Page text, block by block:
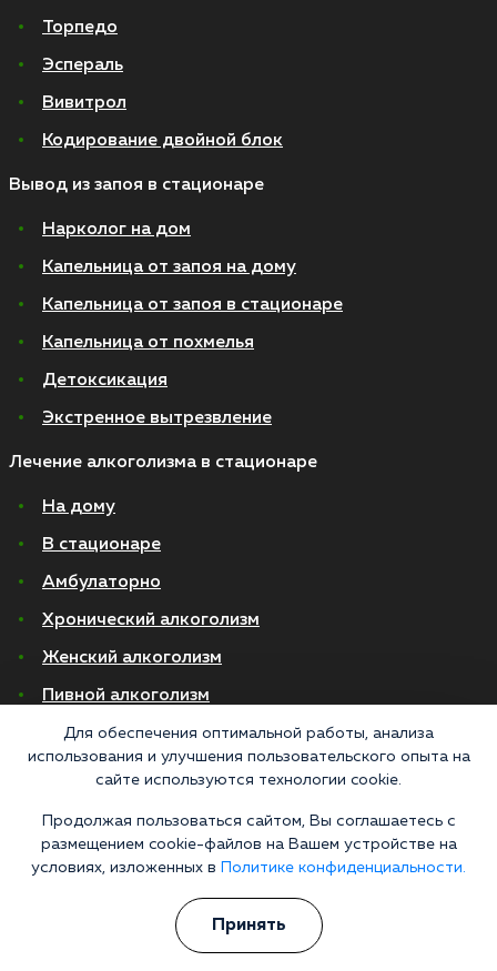
Торпедо
Эспераль
Вивитрол
Кодирование двойной блок
Вывод из запоя в стационаре
Нарколог на дом
Капельница от запоя на дому
Капельница от запоя в стационаре
Капельница от похмелья
Детоксикация
Экстренное вытрезвление
Лечение алкоголизма в стационаре
На дому
В стационаре
Амбулаторно
Хронический алкоголизм
Женский алкоголизм
Пивной алкоголизм
© 2026 Все права защищены
Правовая информация
Политика конфиденциальности
Медицинские услуги оказываются ООО "М-Трезвость", по лицензии
Москва, улица 8 Марта, 1с12, подъезд 1
«Напоминаем, что сайт https://narkologiya24.clinic против распространения,
Для обеспечения оптимальной работы, анализа
использования и улучшения пользовательского опыта на
сайте используются технологии cookie.
Продолжая пользоваться сайтом, Вы соглашаетесь с
размещением cookie-файлов на Вашем устройстве на
условиях, изложенных в
Политике конфиденциальности.
Принять